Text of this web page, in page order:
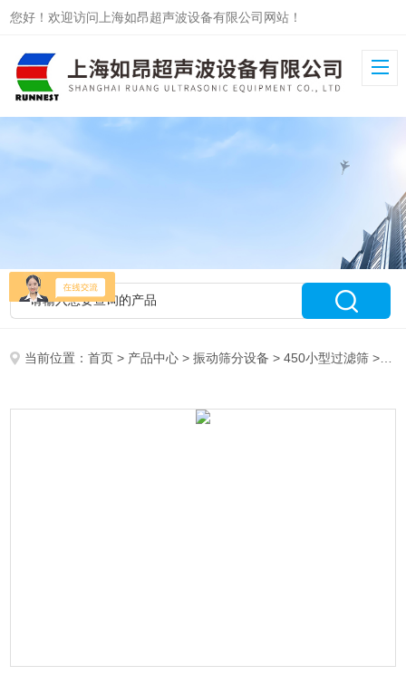
您好！欢迎访问上海如昂超声波设备有限公司网站！
当前位置：首页 > 产品中心 >振动筛分设备 >450小型过滤筛 > RA-450高效节能450过滤筛